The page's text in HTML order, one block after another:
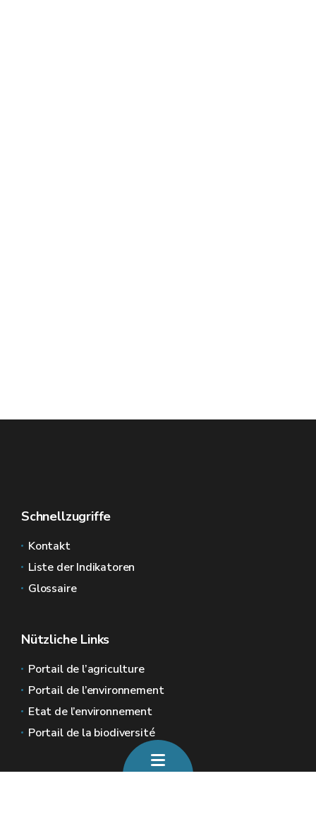
Schnellzugriffe
Kontakt
Liste der Indikatoren
Glossaire
Nützliche Links
Portail de l’agriculture
Portail de l’environnement
Etat de l’environnement
Portail de la biodiversité